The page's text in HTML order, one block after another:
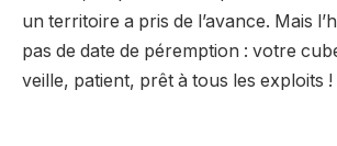
un territoire a pris de l’avance. Mais
pas de date de péremption : votre
veille, patient, prêt à tous les exploits !